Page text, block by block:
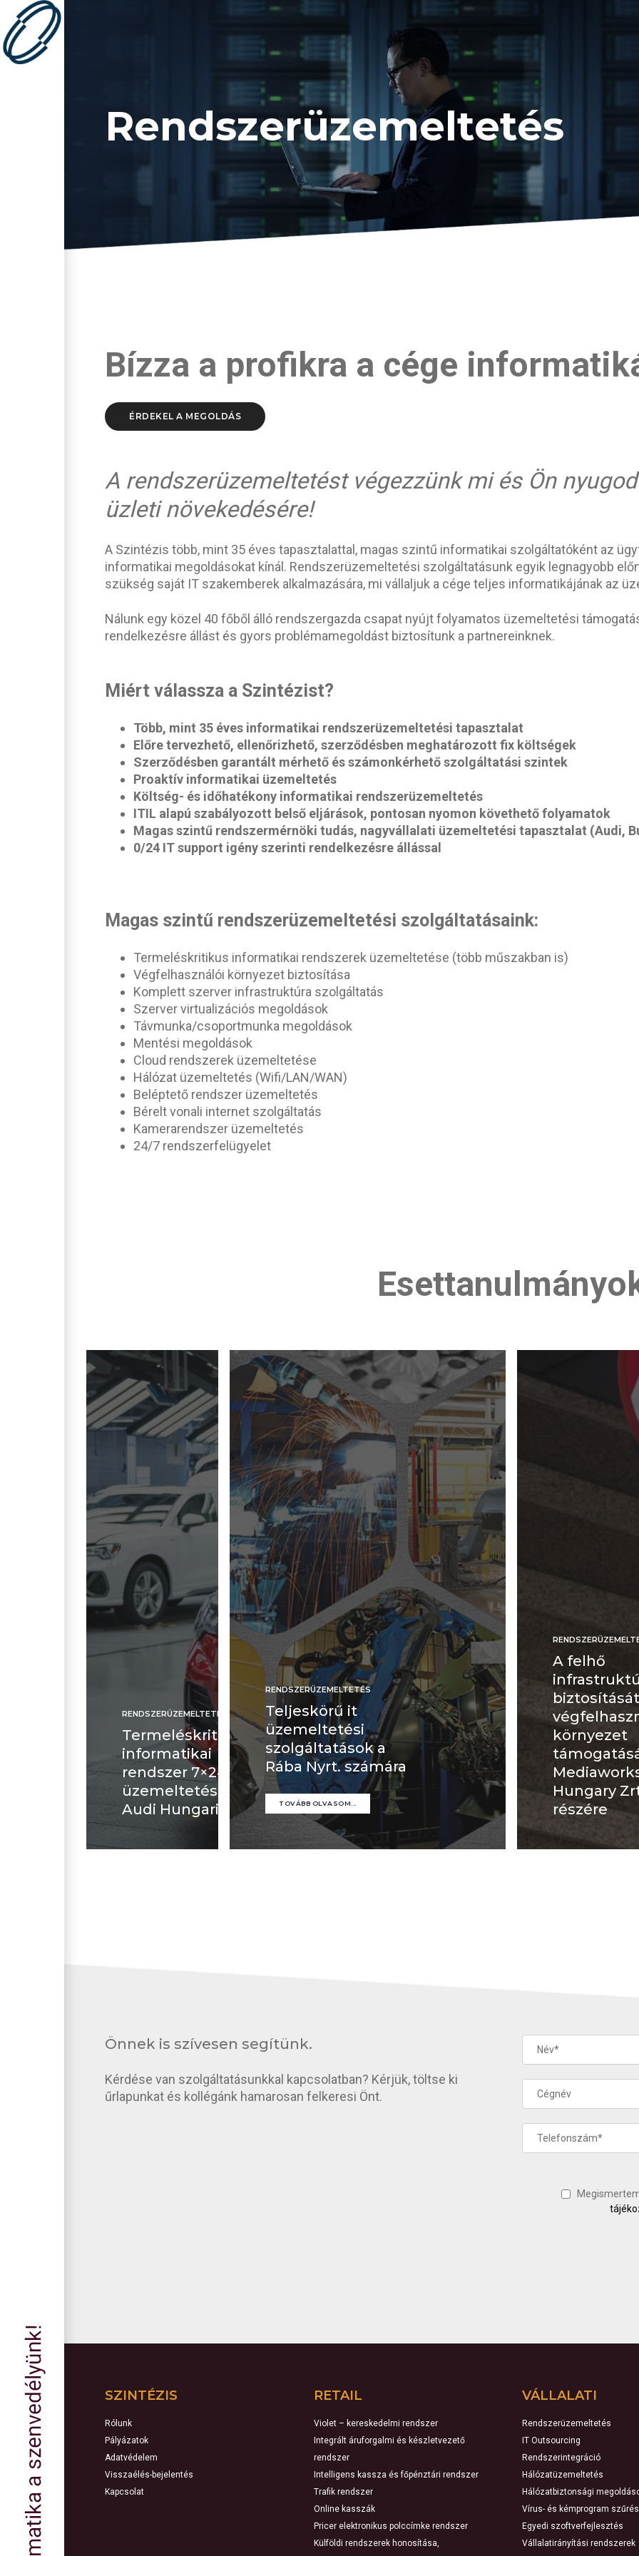
Rendszerüzemeltetés
Bízza a profikra a cége
ÉRDEKEL A MEGOLDÁS
A rendszerüzemeltetést végezzünk mi és Ön
üzleti növekedésére!
A Szintézis több, mint 35 éves tapasztalattal, magas szintű informatikai szolgáltatóként az
informatikai megoldásokat kínál. Rendszerüzemeltetési szolgáltatásunk egyik legnagyobb
szükség saját IT szakemberek alkalmazására, mi vállaljuk a cége teljes informatikájának az
Nálunk egy közel 40 főből álló rendszergazda csapat nyújt folyamatos üzemeltetési
rendelkezésre állást és gyors problémamegoldást biztosítunk a partnereinknek.
Miért válassza a Szintézist?
Több, mint 35 éves informatikai rendszerüzemeltetési tapasztalat
Előre tervezhető, ellenőrizhető, szerződésben meghatározott fix költségek
Szerződésben garantált mérhető és számonkérhető szolgáltatási szintek
Proaktív informatikai üzemeltetés
Költség- és időhatékony informatikai rendszerüzemeltetés
ITIL alapú szabályozott belső eljárások, pontosan nyomon követhető folyamatok
Magas szintű rendszermérnöki tudás, nagyvállalati üzemeltetési tapasztalat (Audi,
0/24 IT support igény szerinti rendelkezésre állással
Magas szintű rendszerüzemeltetési szolgáltatásaink:
Termeléskritikus informatikai rendszerek üzemeltetése (több műszakban is)
Végfelhasználói környezet biztosítása
Komplett szerver infrastruktúra szolgáltatás
Szerver virtualizációs megoldások
Távmunka/csoportmunka megoldások
Mentési megoldások
Cloud rendszerek üzemeltetése
Hálózat üzemeltetés (Wifi/LAN/WAN)
Beléptető rendszer üzemeltetés
Bérelt vonali internet szolgáltatás
Kamerarendszer üzemeltetés
24/7 rendszerfelügyelet
RENDSZERÜZEMELTETÉS
Termeléskritikus
informatikai
rendszer 7×24-es
üzemeltetése az
Audi Hungariánál
RENDSZERÜZEMELTETÉS
Teljeskörű it
üzemeltetési
szolgáltatások a
Rába Nyrt. számára
TOVÁBB OLVASOM...
A felhő
környezet
Hungary
részére
Önnek is szívesen segítünk.
Kérdése van szolgáltatásunkkal kapcsolatban? Kérjük, töltse ki
űrlapunkat és kollégánk hamarosan felkeresi Önt.
SZINTÉZIS
Rólunk
Pályázatok
Adatvédelem
Visszaélés-bejelentés
Kapcsolat
RETAIL
Violet – kereskedelmi rendszer
Integrált áruforgalmi és készletvezető
rendszer
Intelligens kassza és főpénztári rendszer
Trafik rendszer
Online kasszák
Pricer elektronikus polccímke rendszer
Külföldi rendszerek honosítása,
VÁLLALATI
Rendszerüzemeltetés
IT Outsourcing
Rendszerintegráció
Hálózatüzemeltetés
Hálózatbiztonsági
Vírus- és kémprogram szűrés
Egyedi szoftverfejlesztés
Vállalatirányítási rendszerek